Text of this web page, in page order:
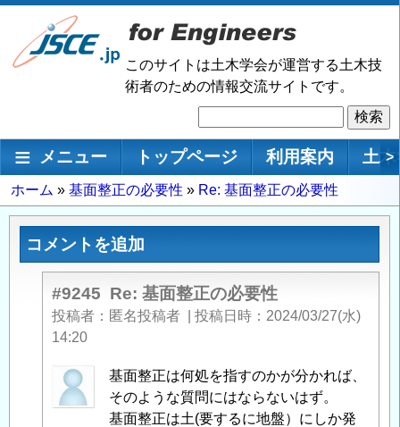
メ
ン
移
このサイトは土木学会が運営する土木技
術者のための情報交流サイトです。
索
メインナビゲーション
メニュー トップページ 利用案内 土 >
パ
ン
ず
ホーム 基面整正の必要性 Re: 基面整正の必要性
コメントを追加
#9245 Re: 基面整正の必要性
投稿者 匿名投稿者 投稿日時
2024/03/27(水)
14:20
匿
名
基面整正は何処を指すのかが分かれば、
そのような質問にはならないはず。
基面整正は土(要するに地盤）にしか発